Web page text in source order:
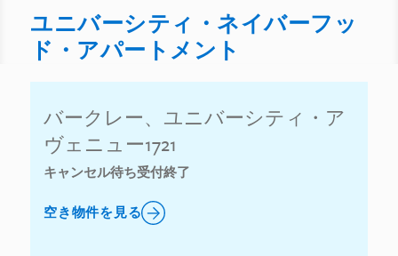
ユニバーシティ・ネイバーフッ
ド・アパートメント
バークレー、ユニバーシティ・ア
ヴェニュー1721
キャンセル待ち受付終了
空き物件を見る